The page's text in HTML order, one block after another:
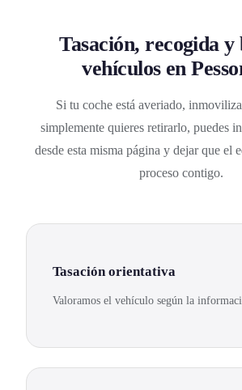
Tasación, recogida y
vehículos en
Si tu coche está averiado,
simplemente quieres retirarlo, puedes
desde esta misma página y dejar que el
proceso contigo.
Tasación orientativa
Valoramos el vehículo según la